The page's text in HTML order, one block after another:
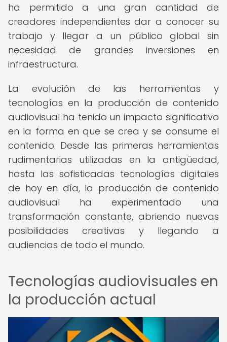
ha permitido a una gran cantidad de
creadores independientes dar a conocer su
trabajo y llegar a un público global sin
necesidad de grandes inversiones en
infraestructura.
La evolución de las herramientas y
tecnologías en la producción de contenido
audiovisual ha tenido un impacto significativo
en la forma en que se crea y se consume el
contenido. Desde las primeras herramientas
rudimentarias utilizadas en la antigüedad,
hasta las sofisticadas tecnologías digitales
de hoy en día, la producción de contenido
audiovisual ha experimentado una
transformación constante, abriendo nuevas
posibilidades creativas y llegando a
audiencias de todo el mundo.
Tecnologías audiovisuales en
la producción actual